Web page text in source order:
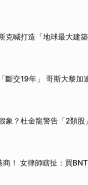
克喊打造「地球最大建
斷交19年」 哥斯大黎加
象？杜金龍警告「2類股
！ 女律師瞎扯：買